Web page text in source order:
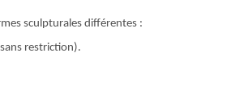
sculpturales différentes :
restriction).